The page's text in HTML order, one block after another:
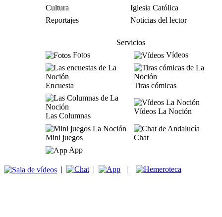
Cultura
Iglesia Católica
Reportajes
Noticias del lector
Servicios
Fotos
Vídeos
Encuesta Tiras cómicas
Las Columnas
Vídeos La Noción
Mini juegos
Chat
App
| | |